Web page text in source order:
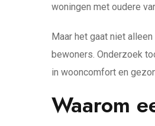
woningen met oudere
Maar het gaat niet
bewoners. Onderzoek
in wooncomfort en
Waarom